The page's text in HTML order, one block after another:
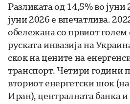
Разликата од 14,5% во јуни
јуни 2026 е впечатлива.
обележана со првиот
руската инвазија на
скок на цените на
транспорт. Четири години
вториот енергетски шок
Иран), централната банка и